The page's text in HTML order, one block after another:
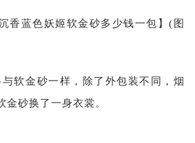
软金砂一样，除了外包装不同，烟
金砂换了一身衣裳。